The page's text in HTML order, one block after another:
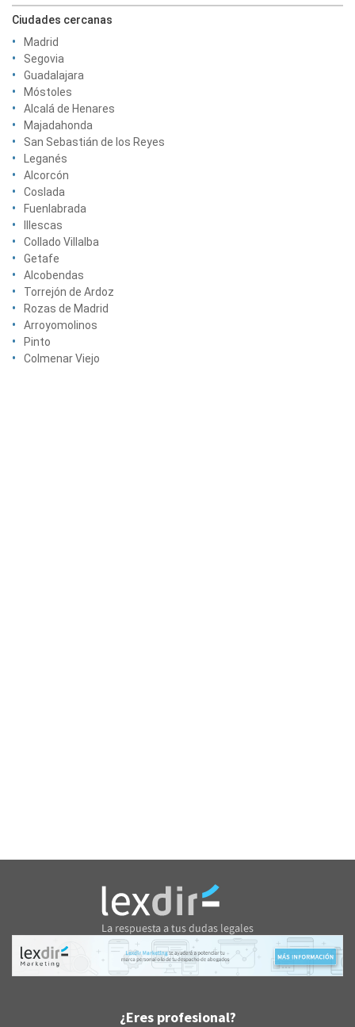
Ciudades cercanas
Madrid
Segovia
Guadalajara
Móstoles
Alcalá de Henares
Majadahonda
San Sebastián de los Reyes
Leganés
Alcorcón
Coslada
Fuenlabrada
Illescas
Collado Villalba
Getafe
Alcobendas
Torrejón de Ardoz
Rozas de Madrid
Arroyomolinos
Pinto
Colmenar Viejo
¿Eres profesional?